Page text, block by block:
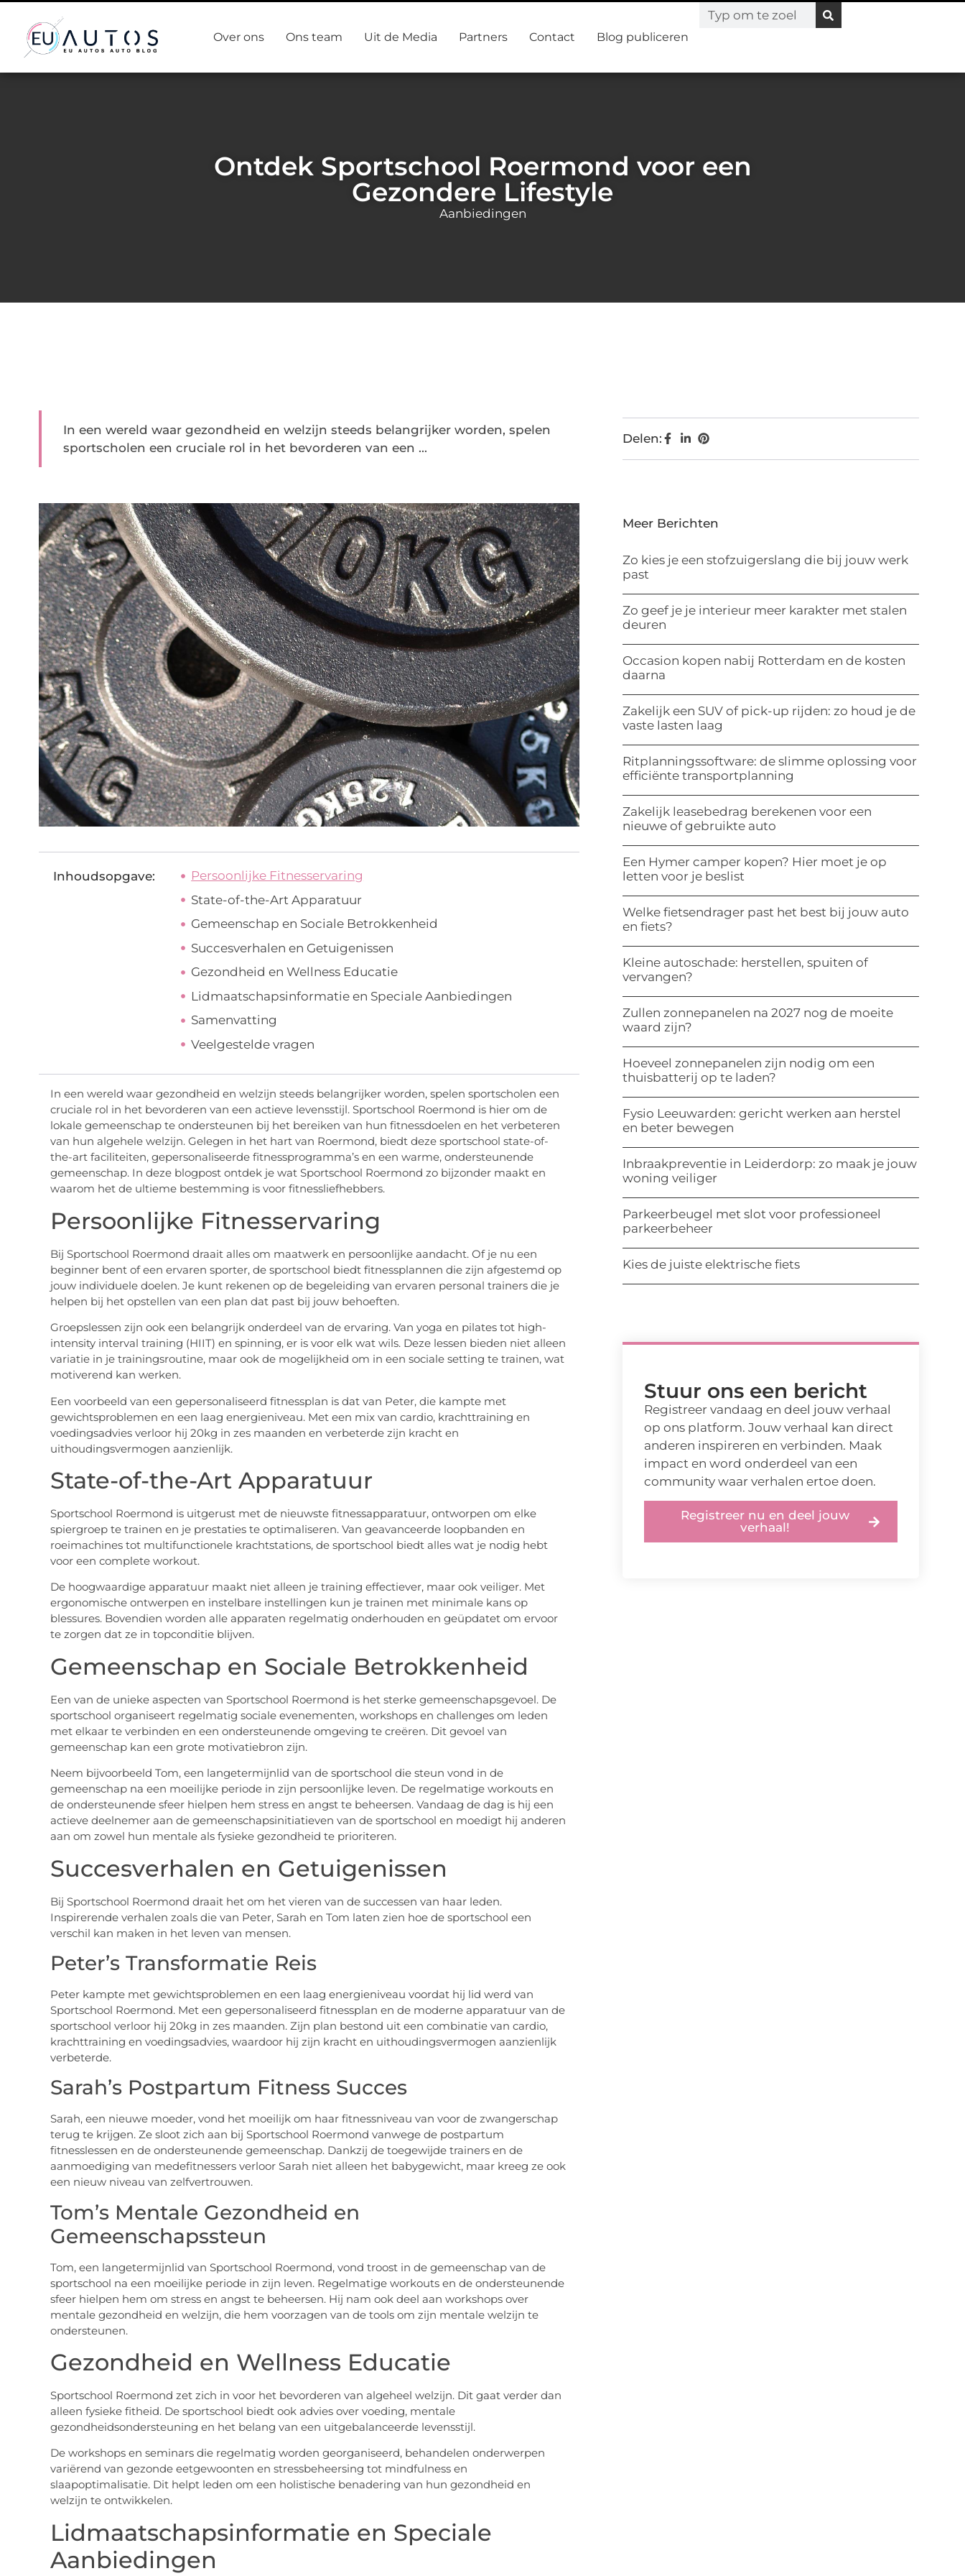
Over ons Ons team Uit de Media Partners Contact Blog publiceren
Ontdek Sportschool Roermond voor een
Gezondere Lifestyle
Aanbiedingen
In een wereld waar gezondheid en welzijn steeds belangrijker worden, spelen
sportscholen een cruciale rol in het bevorderen van een ...
Inhoudsopgave:
Persoonlijke Fitnesservaring
State-of-the-Art Apparatuur
Gemeenschap en Sociale Betrokkenheid
Succesverhalen en Getuigenissen
Gezondheid en Wellness Educatie
Lidmaatschapsinformatie en Speciale Aanbiedingen
Samenvatting
Veelgestelde vragen
In een wereld waar gezondheid en welzijn steeds belangrijker worden, spelen sportscholen een
cruciale rol in het bevorderen van een actieve levensstijl. Sportschool Roermond is hier om de
lokale gemeenschap te ondersteunen bij het bereiken van hun fitnessdoelen en het verbeteren
van hun algehele welzijn. Gelegen in het hart van Roermond, biedt deze sportschool state-of-
the-art faciliteiten, gepersonaliseerde fitnessprogramma’s en een warme, ondersteunende
gemeenschap. In deze blogpost ontdek je wat Sportschool Roermond zo bijzonder maakt en
waarom het de ultieme bestemming is voor fitnessliefhebbers.
Persoonlijke Fitnesservaring
Bij Sportschool Roermond draait alles om maatwerk en persoonlijke aandacht. Of je nu een
beginner bent of een ervaren sporter, de sportschool biedt fitnessplannen die zijn afgestemd op
jouw individuele doelen. Je kunt rekenen op de begeleiding van ervaren personal trainers die je
helpen bij het opstellen van een plan dat past bij jouw behoeften.
Groepslessen zijn ook een belangrijk onderdeel van de ervaring. Van yoga en pilates tot high-
intensity interval training (HIIT) en spinning, er is voor elk wat wils. Deze lessen bieden niet alleen
variatie in je trainingsroutine, maar ook de mogelijkheid om in een sociale setting te trainen, wat
motiverend kan werken.
Een voorbeeld van een gepersonaliseerd fitnessplan is dat van Peter, die kampte met
gewichtsproblemen en een laag energieniveau. Met een mix van cardio, krachttraining en
voedingsadvies verloor hij 20kg in zes maanden en verbeterde zijn kracht en
uithoudingsvermogen aanzienlijk.
State-of-the-Art Apparatuur
Sportschool Roermond is uitgerust met de nieuwste fitnessapparatuur, ontworpen om elke
spiergroep te trainen en je prestaties te optimaliseren. Van geavanceerde loopbanden en
roeimachines tot multifunctionele krachtstations, de sportschool biedt alles wat je nodig hebt
voor een complete workout.
De hoogwaardige apparatuur maakt niet alleen je training effectiever, maar ook veiliger. Met
ergonomische ontwerpen en instelbare instellingen kun je trainen met minimale kans op
blessures. Bovendien worden alle apparaten regelmatig onderhouden en geüpdatet om ervoor
te zorgen dat ze in topconditie blijven.
Gemeenschap en Sociale Betrokkenheid
Een van de unieke aspecten van Sportschool Roermond is het sterke gemeenschapsgevoel. De
sportschool organiseert regelmatig sociale evenementen, workshops en challenges om leden
met elkaar te verbinden en een ondersteunende omgeving te creëren. Dit gevoel van
gemeenschap kan een grote motivatiebron zijn.
Neem bijvoorbeeld Tom, een langetermijnlid van de sportschool die steun vond in de
gemeenschap na een moeilijke periode in zijn persoonlijke leven. De regelmatige workouts en
de ondersteunende sfeer hielpen hem stress en angst te beheersen. Vandaag de dag is hij een
actieve deelnemer aan de gemeenschapsinitiatieven van de sportschool en moedigt hij anderen
aan om zowel hun mentale als fysieke gezondheid te prioriteren.
Succesverhalen en Getuigenissen
Bij Sportschool Roermond draait het om het vieren van de successen van haar leden.
Inspirerende verhalen zoals die van Peter, Sarah en Tom laten zien hoe de sportschool een
verschil kan maken in het leven van mensen.
Peter’s Transformatie Reis
Peter kampte met gewichtsproblemen en een laag energieniveau voordat hij lid werd van
Sportschool Roermond. Met een gepersonaliseerd fitnessplan en de moderne apparatuur van de
sportschool verloor hij 20kg in zes maanden. Zijn plan bestond uit een combinatie van cardio,
krachttraining en voedingsadvies, waardoor hij zijn kracht en uithoudingsvermogen aanzienlijk
verbeterde.
Sarah’s Postpartum Fitness Succes
Sarah, een nieuwe moeder, vond het moeilijk om haar fitnessniveau van voor de zwangerschap
terug te krijgen. Ze sloot zich aan bij Sportschool Roermond vanwege de postpartum
fitnesslessen en de ondersteunende gemeenschap. Dankzij de toegewijde trainers en de
aanmoediging van medefitnessers verloor Sarah niet alleen het babygewicht, maar kreeg ze ook
een nieuw niveau van zelfvertrouwen.
Tom’s Mentale Gezondheid en
Gemeenschapssteun
Tom, een langetermijnlid van Sportschool Roermond, vond troost in de gemeenschap van de
sportschool na een moeilijke periode in zijn leven. Regelmatige workouts en de ondersteunende
sfeer hielpen hem om stress en angst te beheersen. Hij nam ook deel aan workshops over
mentale gezondheid en welzijn, die hem voorzagen van de tools om zijn mentale welzijn te
ondersteunen.
Gezondheid en Wellness Educatie
Sportschool Roermond zet zich in voor het bevorderen van algeheel welzijn. Dit gaat verder dan
alleen fysieke fitheid. De sportschool biedt ook advies over voeding, mentale
gezondheidsondersteuning en het belang van een uitgebalanceerde levensstijl.
De workshops en seminars die regelmatig worden georganiseerd, behandelen onderwerpen
variërend van gezonde eetgewoonten en stressbeheersing tot mindfulness en
slaapoptimalisatie. Dit helpt leden om een holistische benadering van hun gezondheid en
welzijn te ontwikkelen.
Lidmaatschapsinformatie en Speciale
Aanbiedingen
Delen:
Meer Berichten
Zo kies je een stofzuigerslang die bij jouw werk
past
Zo geef je je interieur meer karakter met stalen
deuren
Occasion kopen nabij Rotterdam en de kosten
daarna
Zakelijk een SUV of pick-up rijden: zo houd je de
vaste lasten laag
Ritplanningssoftware: de slimme oplossing voor
efficiënte transportplanning
Zakelijk leasebedrag berekenen voor een
nieuwe of gebruikte auto
Een Hymer camper kopen? Hier moet je op
letten voor je beslist
Welke fietsendrager past het best bij jouw auto
en fiets?
Kleine autoschade: herstellen, spuiten of
vervangen?
Zullen zonnepanelen na 2027 nog de moeite
waard zijn?
Hoeveel zonnepanelen zijn nodig om een
thuisbatterij op te laden?
Fysio Leeuwarden: gericht werken aan herstel
en beter bewegen
Inbraakpreventie in Leiderdorp: zo maak je jouw
woning veiliger
Parkeerbeugel met slot voor professioneel
parkeerbeheer
Kies de juiste elektrische fiets
Stuur ons een bericht
Registreer vandaag en deel jouw verhaal
op ons platform. Jouw verhaal kan direct
anderen inspireren en verbinden. Maak
impact en word onderdeel van een
community waar verhalen ertoe doen.
Registreer nu en deel jouw
verhaal!